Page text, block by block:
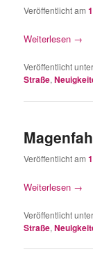
Veröffentlicht am
Weiterlesen →
Veröffentlicht unter
Straße,
Veröffentlicht am
Weiterlesen →
Veröffentlicht unter
Straße,